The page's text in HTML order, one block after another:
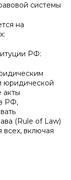
системы
на
РФ:
юридической
акты
РФ,
(Rule of Law)
всех, включая